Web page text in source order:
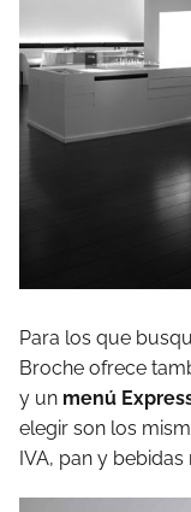
Para los que
Broche ofrece
y un menú
elegir son los
IVA, pan y